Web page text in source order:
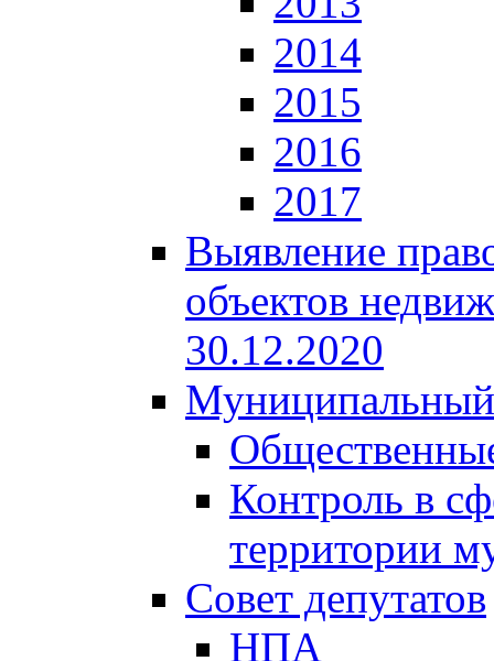
2014
2015
2016
2017
Выявление
объектов
30.12.2020
Муниципальный
Контроль в
территории
Совет депутатов
НПА